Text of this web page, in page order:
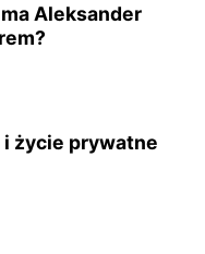
Aleksander
życie prywatne